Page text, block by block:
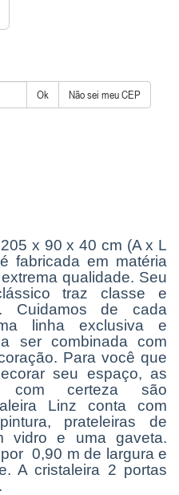
Ok Não sei meu CEP
x 90 x 40 cm (A x L
fabricada em matéria
qualidade. Seu
traz classe e
Cuidamos de cada
linha exclusiva e
ser combinada com
Para você que
seu espaço, as
com certeza são
Linz conta com
prateleiras de
vidro e uma gaveta.
0,90 m de largura e
A cristaleira 2 portas